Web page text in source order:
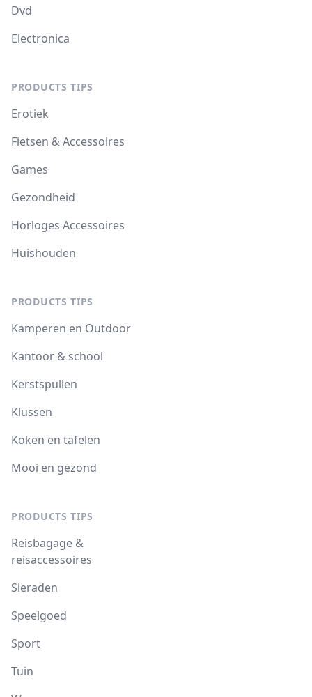
Dvd
Electronica
PRODUCTS TIPS
Erotiek
Fietsen & Accessoires
Games
Gezondheid
Horloges Accessoires
Huishouden
PRODUCTS TIPS
Kamperen en Outdoor
Kantoor & school
Kerstspullen
Klussen
Koken en tafelen
Mooi en gezond
PRODUCTS TIPS
Reisbagage &
reisaccessoires
Sieraden
Speelgoed
Sport
Tuin